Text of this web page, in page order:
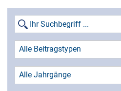
Alle Beitragstypen
Alle Jahrgänge